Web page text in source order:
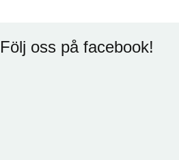
Följ oss på facebook!